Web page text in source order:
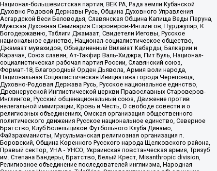
Национал-большевистская партия, ВЕК РА, Рада земли Кубанской
Духовно Родовой Державы Русь, Община Духовного Управления
Асгардской Веси Беловодья, Славянская Община Капища Веды Перуна,
Мужская Духовная Семинария Староверов-Инглингов, Нурджулар, К
Богодержавию, Таблиги Джамаат, Свидетели Иеговы, Русское
национальное единство, Национал-социалистическое общество,
Джамаат мувахидов, Объединенный Вилайат Кабарды, Балкарии и
Карачая, Союз славян, Ат-Такфир Валь-Хиджра, Пит Буль, Национал-
социалистическая рабочая партия России, Славянский союз,
Формат-18, Благородный Орден Дьявола, Армия воли народа,
Национальная Социалистическая Инициатива города Череповца,
Духовно-Родовая Держава Русь, Русское национальное единство,
Древнерусской Инглистической церкви Православных Староверов-
Инглингов, Русский общенациональный союз, Движение против
нелегальной иммиграции, Кровь и Честь, О свободе совести и о
религиозных объединениях, Омская организация общественного
политического движения Русское национальное единство, Северное
Братство, Клуб Болельщиков Футбольного Клуба Динамо,
Файзрахманисты, Мусульманская религиозная организация п.
Боровский, Община Коренного Русского народа Щелковского района,
Правый сектор, УНА - УНСО, Украинская повстанческая армия, Тризуб
им. Степана Бандеры, Братство, Белый Крест, Misanthropic division,
Религиозное объединение последователей инглиизма, Народная